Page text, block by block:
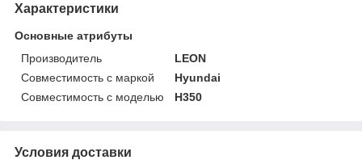
Характеристики
Основные атрибуты
Производитель
LEON
Совместимость с маркой
Hyundai
Совместимость с моделью
H350
Условия доставки